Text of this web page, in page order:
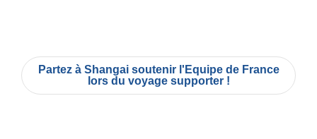
Partez à Shangai soutenir l'Equipe de France
lors du voyage supporter !